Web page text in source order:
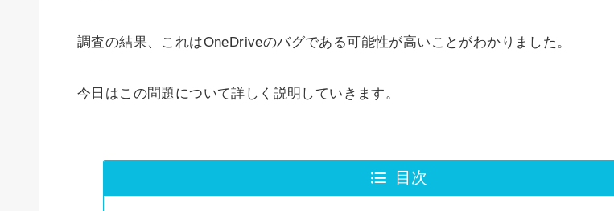
調査の結果、これはOneDriveのバグである可能性が高いことがわかりました。
今日はこの問題について詳しく説明していきます。
目次